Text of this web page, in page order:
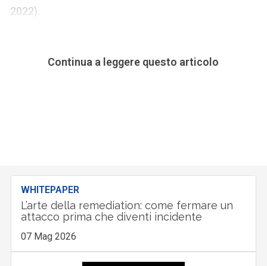
2022).
Continua a leggere questo articolo
WHITEPAPER
L’arte della remediation: come fermare un
attacco prima che diventi incidente
07 Mag 2026